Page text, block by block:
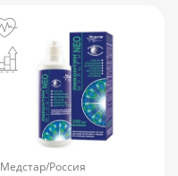
Медстар/Россия